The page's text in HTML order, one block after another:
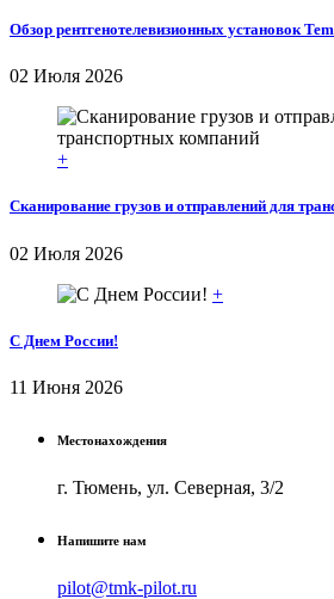
Обзор рентгенотелевизионных установок
02 Июля 2026
+
Сканирование грузов и отправлений для
02 Июля 2026
+
С Днем России!
11 Июня 2026
Местонахождения
г. Тюмень, ул. Северная, 3/2
Напишите нам
pilot@tmk-pilot.ru